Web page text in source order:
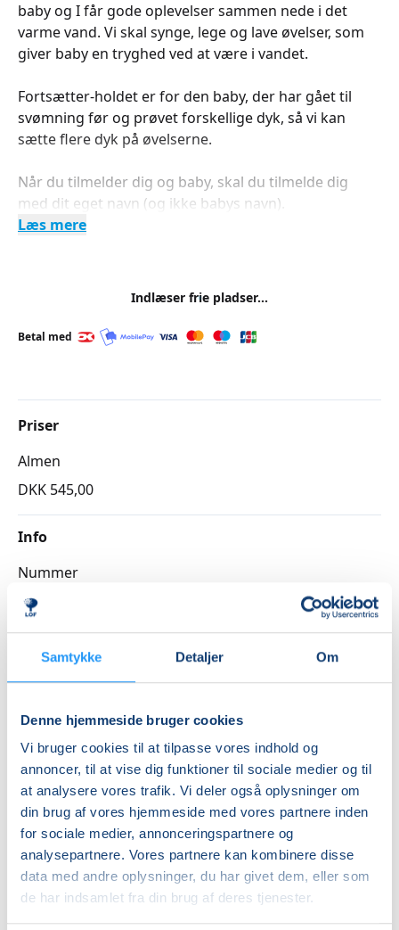
Samtykke Detaljer Om
Denne hjemmeside bruger cookies
Vi bruger cookies til at tilpasse vores indhold og
annoncer, til at vise dig funktioner til sociale medier og til
at analysere vores trafik. Vi deler også oplysninger om
din brug af vores hjemmeside med vores partnere inden
for sociale medier, annonceringspartnere og
analysepartnere. Vores partnere kan kombinere disse
data med andre oplysninger, du har givet dem, eller som
de har indsamlet fra din brug af deres tjenester.
baby og I får gode oplevelser sammen nede i det
varme vand. Vi skal synge, lege og lave øvelser, som
giver baby en tryghed ved at være i vandet.
Fortsætter-holdet er for den baby, der har gået til
svømning før og prøvet forskellige dyk, så vi kan
sætte flere dyk på øvelserne.
Når du tilmelder dig og baby, skal du tilmelde dig
med dit eget navn (og ikke babys navn).
Læs mere
Indlæser frie pladser...
Betal med
Priser
Almen
DKK 545,00
Info
Nummer
3262051A
Første mødegang
mandag 17.08.2026, kl. 11.00 - 11.45
Sidste mødegang
mandag 14.09.2026, kl. 11.00 - 11.45
Antal mødegange
5mødegange
Adresse
Slagelse Svømmehal, Antvorskov Allé 133, 4200
Slagelse (Varmtvandsbassin)
Se på kort
Praktiske oplysninger